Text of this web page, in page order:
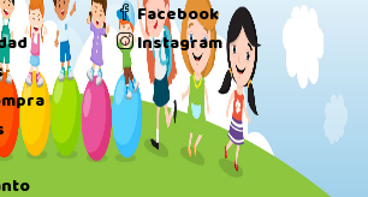
Facebook
Instagram